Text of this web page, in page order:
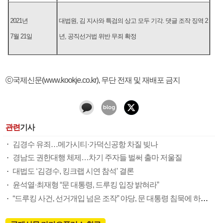
2021년
7월 21일
대법원, 김 지사와 특검의 상고 모두 기각. 댓글 조작 징역 2
년, 공직선거법 위반 무죄 확정
ⓒ국제신문(www.kookje.co.kr), 무단 전재 및 재배포 금지
관련기사
김경수 유죄…메가시티·가덕신공항 차질 빚나
경남도 권한대행 체제…차기 주자들 벌써 출마 저울질
대법도 ‘김경수, 킹크랩 시연 참석’ 결론
윤석열·최재형 “문 대통령, 드루킹 입장 밝혀라”
“드루킹 사건, 선거개입 넘은 조작” 야당, 문 대통령 침묵에 하야까지 거론 맹폭